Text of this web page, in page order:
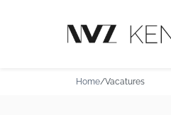
Home/Vacatures